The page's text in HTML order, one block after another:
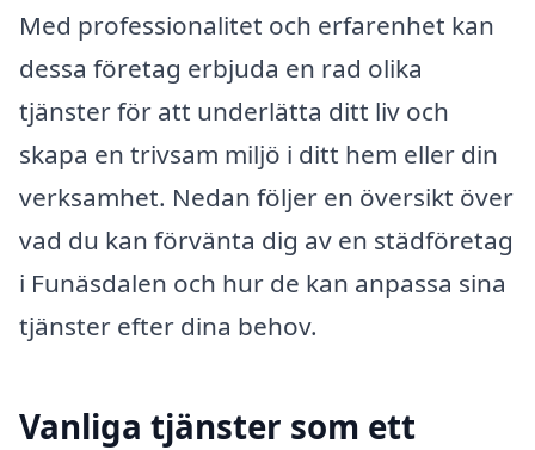
Med professionalitet och erfarenhet kan
dessa företag erbjuda en rad olika
tjänster för att underlätta ditt liv och
skapa en trivsam miljö i ditt hem eller din
verksamhet. Nedan följer en översikt över
vad du kan förvänta dig av en städföretag
i Funäsdalen och hur de kan anpassa sina
tjänster efter dina behov.
Vanliga tjänster som ett